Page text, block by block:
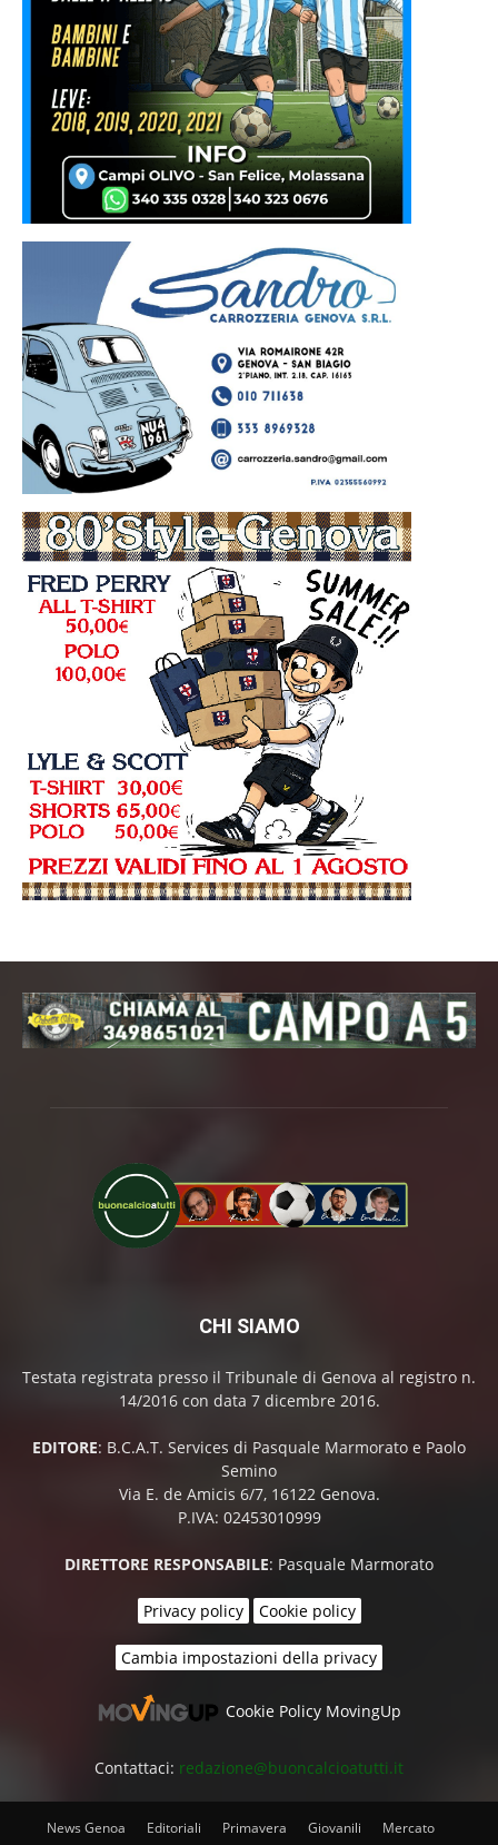
CHI SIAMO
Testata registrata presso il Tribunale di Genova al registro n.
14/2016 con data 7 dicembre 2016.
EDITORE: B.C.A.T. Services di Pasquale Marmorato e Paolo
Semino
Via E. de Amicis 6/7, 16122 Genova.
P.IVA: 02453010999
DIRETTORE RESPONSABILE: Pasquale Marmorato
Privacy policy Cookie policy
Cambia impostazioni della privacy
Cookie Policy MovingUp
Contattaci: redazione@buoncalcioatutti.it
News Genoa Editoriali Primavera Giovanili
Mercato